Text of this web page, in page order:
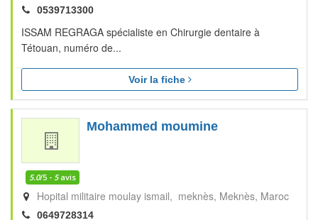
0539713300
ISSAM REGRAGA spécialiste en Chirurgie dentaire à
Tétouan, numéro de...
Voir la fiche
Mohammed moumine
5.0/5 - 5avis
Hopital militaire moulay ismail, meknès Meknès Maroc
0649728314